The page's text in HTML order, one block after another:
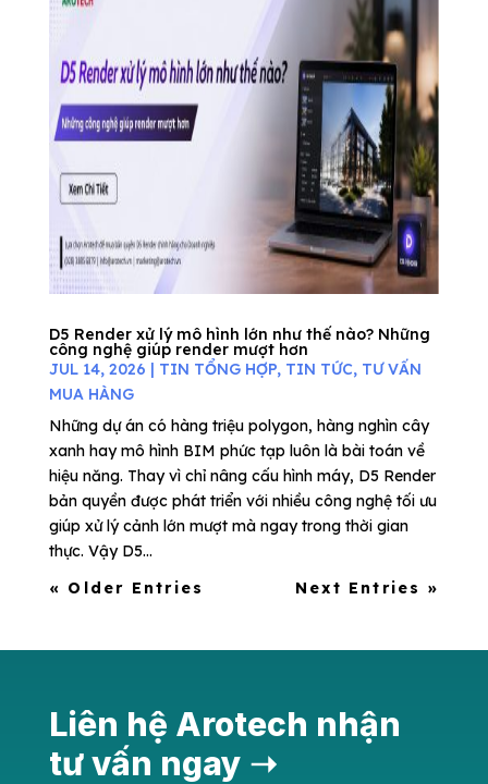
D5 Render xử lý mô hình lớn như thế nào? Những
công nghệ giúp render mượt hơn
JUL 14, 2026 | TIN TỔNG HỢP, TIN TỨC, TƯ VẤN
MUA HÀNG
Những dự án có hàng triệu polygon, hàng nghìn cây
xanh hay mô hình BIM phức tạp luôn là bài toán về
hiệu năng. Thay vì chỉ nâng cấu hình máy, D5 Render
bản quyền được phát triển với nhiều công nghệ tối ưu
giúp xử lý cảnh lớn mượt mà ngay trong thời gian
thực. Vậy D5...
« Older Entries
Next Entries »
Liên hệ Arotech nhận
tư vấn ngay ➝